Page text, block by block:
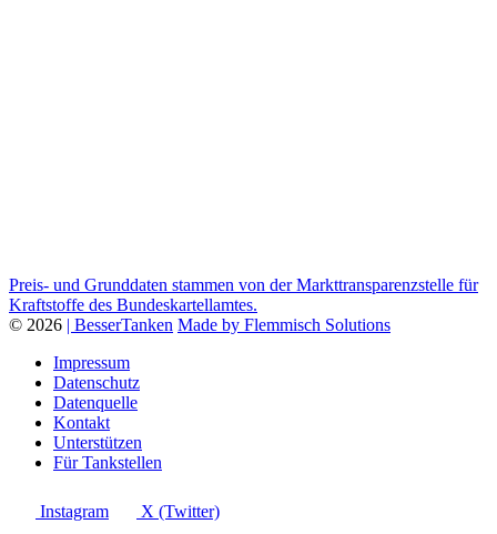
Preis- und Grunddaten stammen von der Markttransparenzstelle für
Kraftstoffe des Bundeskartellamtes.
© 2026 | BesserTanken Made by Flemmisch Solutions
Impressum
Datenschutz
Datenquelle
Kontakt
Unterstützen
Für Tankstellen
Instagram X (Twitter)